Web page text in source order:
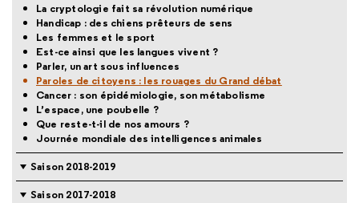
La cryptologie fait sa révolution numérique
Handicap : des chiens prêteurs de sens
Les femmes et le sport
Est-ce ainsi que les langues vivent ?
Parler, un art sous influences
Paroles de citoyens : les rouages du Grand débat
Cancer : son épidémiologie, son métabolisme
L’espace, une poubelle ?
Que reste-t-il de nos amours ?
Journée mondiale des intelligences animales
Saison 2018-2019
Saison 2017-2018